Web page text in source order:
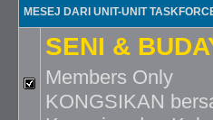
MESEJ DARI UNIT-UNIT
SENI &
Members Only
KONGSIKAN